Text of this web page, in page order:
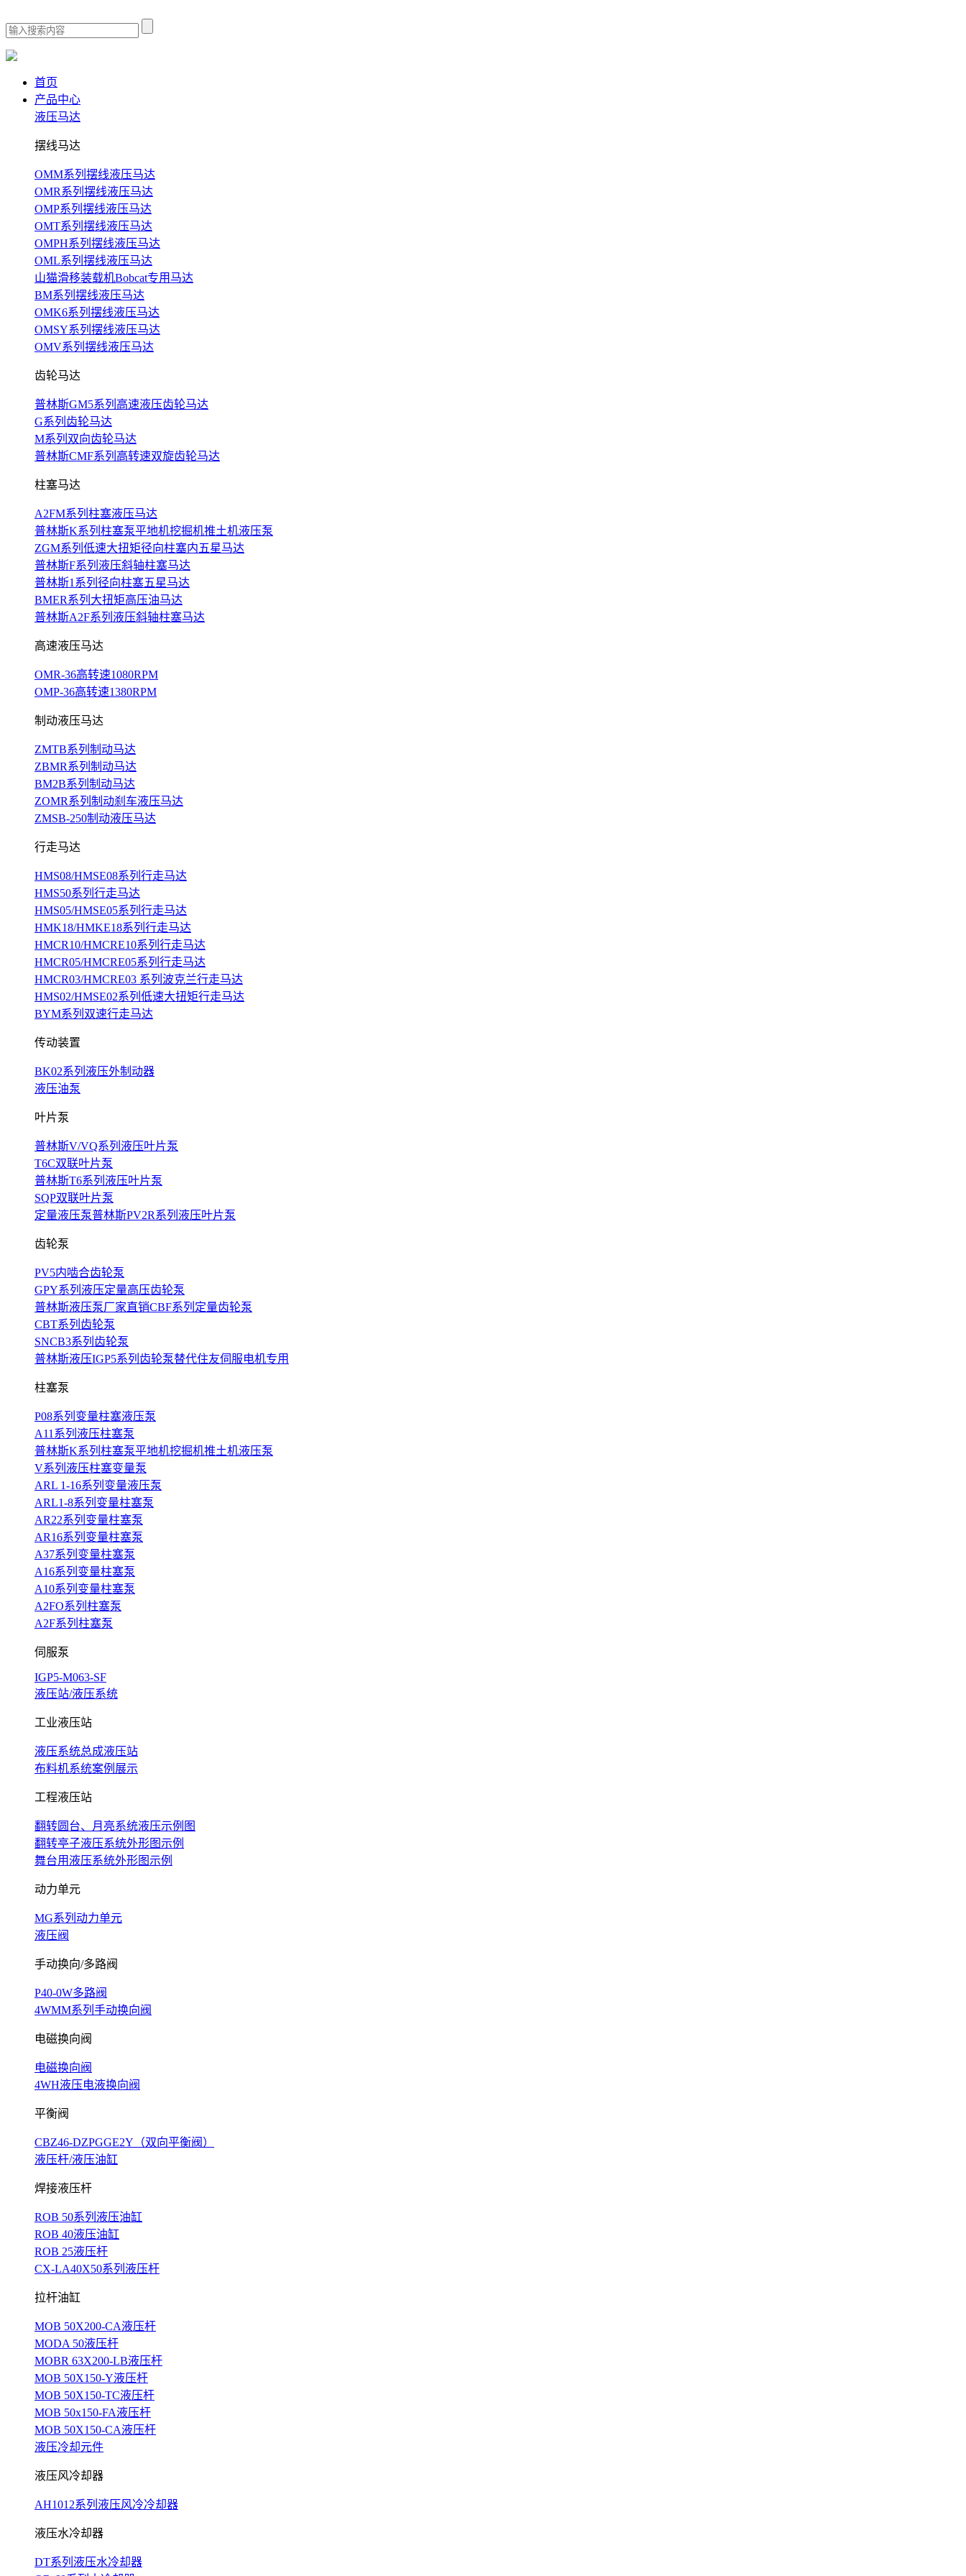
首页
产品中心
液压马达
摆线马达
OMM系列摆线液压马达
OMR系列摆线液压马达
OMP系列摆线液压马达
OMT系列摆线液压马达
OMPH系列摆线液压马达
OML系列摆线液压马达
山猫滑移装载机Bobcat专用马达
BM系列摆线液压马达
OMK6系列摆线液压马达
OMSY系列摆线液压马达
OMV系列摆线液压马达
齿轮马达
普林斯GM5系列高速液压齿轮马达
G系列齿轮马达
M系列双向齿轮马达
普林斯CMF系列高转速双旋齿轮马达
柱塞马达
A2FM系列柱塞液压马达
普林斯K系列柱塞泵平地机挖掘机推土机液压泵
ZGM系列低速大扭矩径向柱塞内五星马达
普林斯F系列液压斜轴柱塞马达
普林斯1系列径向柱塞五星马达
BMER系列大扭矩高压油马达
普林斯A2F系列液压斜轴柱塞马达
高速液压马达
OMR-36高转速1080RPM
OMP-36高转速1380RPM
制动液压马达
ZMTB系列制动马达
ZBMR系列制动马达
BM2B系列制动马达
ZOMR系列制动刹车液压马达
ZMSB-250制动液压马达
行走马达
HMS08/HMSE08系列行走马达
HMS50系列行走马达
HMS05/HMSE05系列行走马达
HMK18/HMKE18系列行走马达
HMCR10/HMCRE10系列行走马达
HMCR05/HMCRE05系列行走马达
HMCR03/HMCRE03 系列波克兰行走马达
HMS02/HMSE02系列低速大扭矩行走马达
BYM系列双速行走马达
传动装置
BK02系列液压外制动器
液压油泵
叶片泵
普林斯V/VQ系列液压叶片泵
T6C双联叶片泵
普林斯T6系列液压叶片泵
SQP双联叶片泵
定量液压泵普林斯PV2R系列液压叶片泵
齿轮泵
PV5内啮合齿轮泵
GPY系列液压定量高压齿轮泵
普林斯液压泵厂家直销CBF系列定量齿轮泵
CBT系列齿轮泵
SNCB3系列齿轮泵
普林斯液压IGP5系列齿轮泵替代住友伺服电机专用
柱塞泵
P08系列变量柱塞液压泵
A11系列液压柱塞泵
普林斯K系列柱塞泵平地机挖掘机推土机液压泵
V系列液压柱塞变量泵
ARL 1-16系列变量液压泵
ARL1-8系列变量柱塞泵
AR22系列变量柱塞泵
AR16系列变量柱塞泵
A37系列变量柱塞泵
A16系列变量柱塞泵
A10系列变量柱塞泵
A2FO系列柱塞泵
A2F系列柱塞泵
伺服泵
IGP5-M063-SF
液压站/液压系统
工业液压站
液压系统总成液压站
布料机系统案例展示
工程液压站
翻转圆台、月亮系统液压示例图
翻转亭子液压系统外形图示例
舞台用液压系统外形图示例
动力单元
MG系列动力单元
液压阀
手动换向/多路阀
P40-0W多路阀
4WMM系列手动换向阀
电磁换向阀
电磁换向阀
4WH液压电液换向阀
平衡阀
CBZ46-DZPGGE2Y（双向平衡阀）
液压杆/液压油缸
焊接液压杆
ROB 50系列液压油缸
ROB 40液压油缸
ROB 25液压杆
CX-LA40X50系列液压杆
拉杆油缸
MOB 50X200-CA液压杆
MODA 50液压杆
MOBR 63X200-LB液压杆
MOB 50X150-Y液压杆
MOB 50X150-TC液压杆
MOB 50x150-FA液压杆
MOB 50X150-CA液压杆
液压冷却元件
液压风冷却器
AH1012系列液压风冷冷却器
液压水冷却器
DT系列液压水冷却器